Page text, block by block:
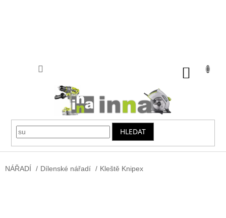
HLEDAT
NÁŘADÍ / Dílenské nářadí / Kleště Knipex